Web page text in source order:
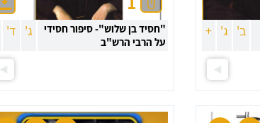
ב' ג' +
"חסיד בן שלוש"- סיפור חסידי
על הרבי הרש"ב
ג' ד'